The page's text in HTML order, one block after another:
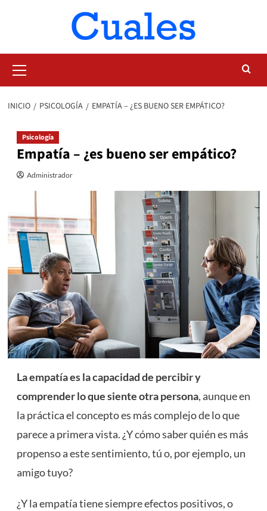
primario
INICIO PSICOLOGÍA EMPATÍA – ¿ES BUENO SER EMPÁTICO?
Psicología
Empatía – ¿es bueno ser empático?
Administrador
La empatía es la capacidad de percibir y
comprender lo que siente otra persona, aunque en
la práctica el concepto es más complejo de lo que
parece a primera vista. ¿Y cómo saber quién es más
propenso a este sentimiento, tú o, por ejemplo, un
amigo tuyo?
¿Y la empatía tiene siempre efectos positivos, o